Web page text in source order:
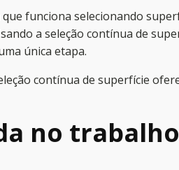
funciona selecionando
a seleção contínua de
única etapa.
contínua de superfície
no trabalho